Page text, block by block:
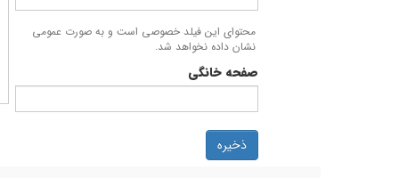
محتوای این فیلد خصوصی است و به صورت عمومی
نشان داده نخواهد شد.
صفحه خانگی
ذخیره